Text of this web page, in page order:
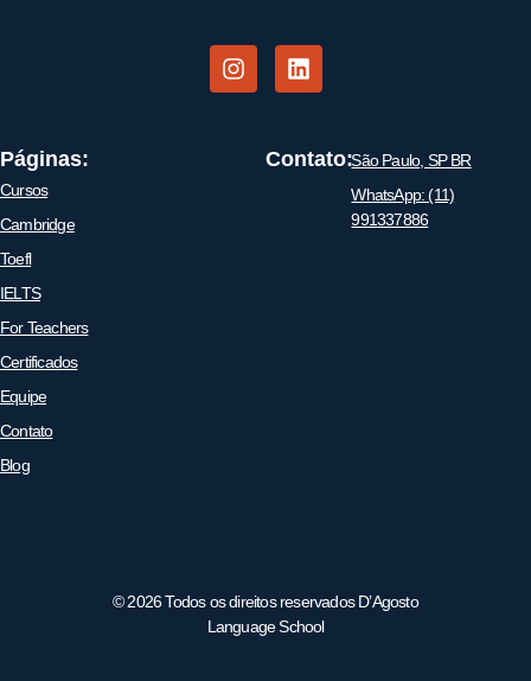
Páginas:
Cursos
Cambridge
Toefl
IELTS
For Teachers
Certificados
Equipe
Contato
Blog
Contato:São Paulo, SP BR
WhatsApp: (11)
991337886
© 2026 Todos os direitos reservados D’Agosto
Language School